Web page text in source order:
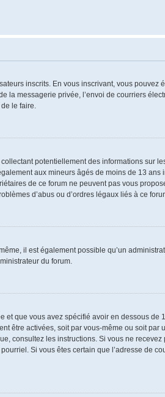
inscrits. En vous inscrivant, vous pouvez
la messagerie privée, l’envoi de courriers
de le faire.
potentiellement des informations sur
aux mineurs âgés de moins de 13 ans
de ce forum ne peuvent pas vous
d’abus ou d’ordres légaux liés à ce
il est également possible qu’un
du forum.
et que vous avez spécifié avoir en dessous de
être activées, soit par vous-même ou soit par
consultez les instructions. Si vous ne
Si vous êtes certain que l’adresse de